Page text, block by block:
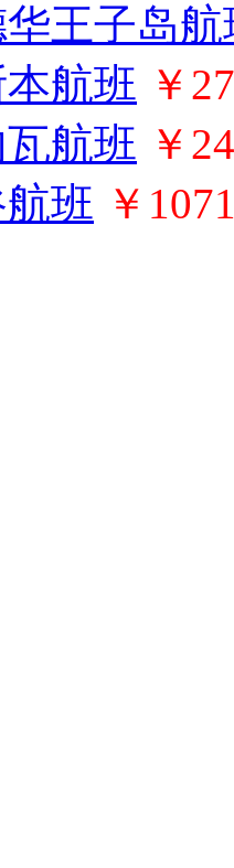
华王子岛
本航班 ￥
航班 ￥
班 ￥